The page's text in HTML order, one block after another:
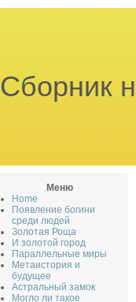
Сборник
Меню
Home
Появление богини
среди людей
Золотая Роща
И золотой город
Параллельные миры
Метаистория и
будущее
Астральный замок
Могло ли такое